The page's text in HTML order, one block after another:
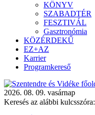
KÖNYV
SZABADTÉR
FESZTIVÁL
Gasztronómia
KÖZÉRDEKŰ
EZ+AZ
Karrier
Programkereső
2026. 08. 09. vasárnap
Keresés az alábbi kulcsszóra: